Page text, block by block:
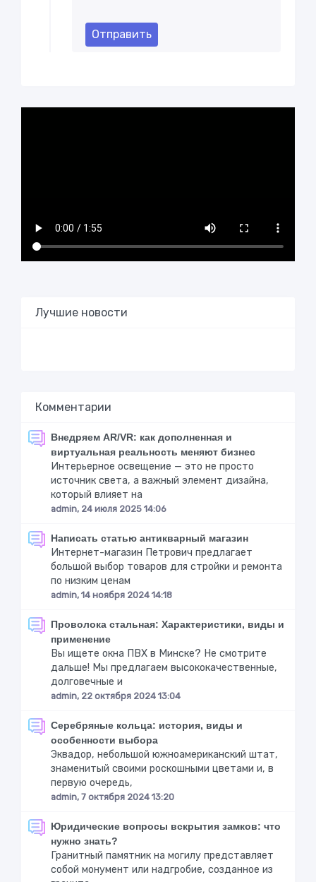
Отправить
Лучшие новости
Комментарии
Внедряем AR/VR: как дополненная и
виртуальная реальность меняют бизнес
Интерьерное освещение — это не просто
источник света, а важный элемент дизайна,
который влияет на
admin, 24 июля 2025 14:06
Написать статью антикварный магазин
Интернет-магазин Петрович предлагает
большой выбор товаров для стройки и ремонта
по низким ценам
admin, 14 ноября 2024 14:18
Проволока стальная: Характеристики, виды и
применение
Вы ищете окна ПВХ в Минске? Не смотрите
дальше! Мы предлагаем высококачественные,
долговечные и
admin, 22 октября 2024 13:04
Серебряные кольца: история, виды и
особенности выбора
Эквадор, небольшой южноамериканский штат,
знаменитый своими роскошными цветами и, в
первую очередь,
admin, 7 октября 2024 13:20
Юридические вопросы вскрытия замков: что
нужно знать?
Гранитный памятник на могилу представляет
собой монумент или надгробие, созданное из